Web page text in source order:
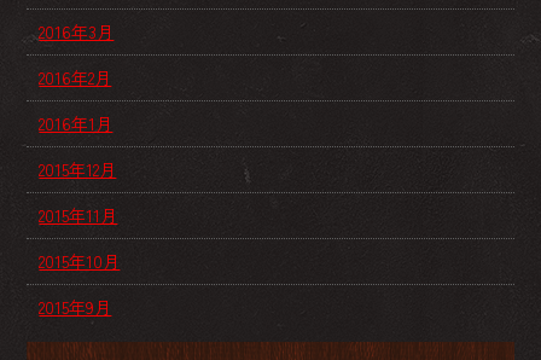
2016年3月
2016年2月
2016年1月
2015年12月
2015年11月
2015年10月
2015年9月